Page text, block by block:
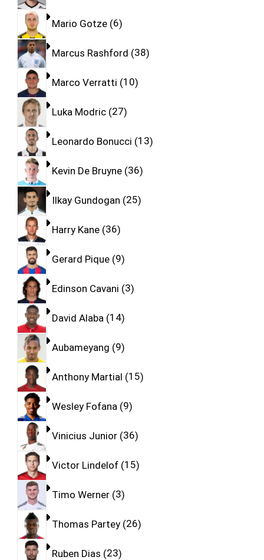
Mario Gotze 6
Marcus Rashford 38
Marco Verratti 10
Luka Modric 27
Leonardo Bonucci 13
Kevin De Bruyne 36
Ilkay Gundogan 25
Harry Kane 36
Gerard Pique 9
Edinson Cavani 3
David Alaba 14
Aubameyang 9
Anthony Martial 15
Wesley Fofana 9
Vinicius Junior 36
Victor Lindelof 15
Timo Werner 3
Thomas Partey 26
Ruben Dias 23